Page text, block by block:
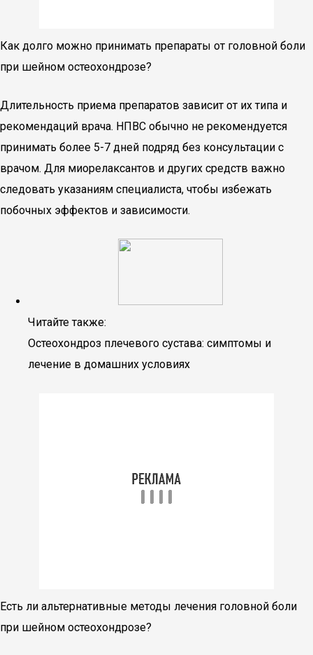
Как долго можно принимать препараты от головной боли
при шейном остеохондрозе?
Длительность приема препаратов зависит от их типа и
рекомендаций врача. НПВС обычно не рекомендуется
принимать более 5-7 дней подряд без консультации с
врачом. Для миорелаксантов и других средств важно
следовать указаниям специалиста, чтобы избежать
побочных эффектов и зависимости.
Читайте также:
Остеохондроз плечевого сустава: симптомы и
лечение в домашних условиях
Есть ли альтернативные методы лечения головной боли
при шейном остеохондрозе?